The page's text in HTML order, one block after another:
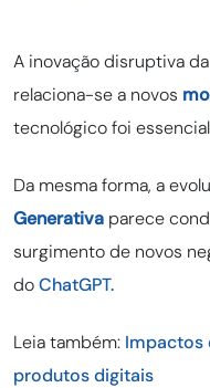
A inovação disruptiva
relaciona-se a novos
tecnológico foi
Da mesma forma, a
Generativa parece
surgimento de novos
doChatGPT.
Leia também: Impactos
produtos digitais